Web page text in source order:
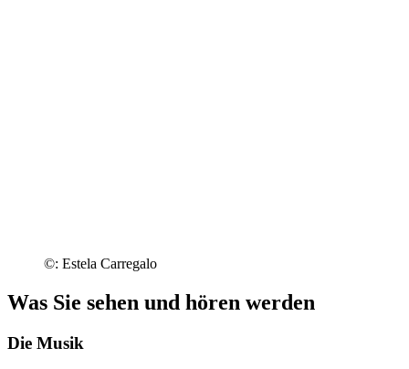
©: Estela Carregalo
Was Sie sehen und hören werden
Die Musik